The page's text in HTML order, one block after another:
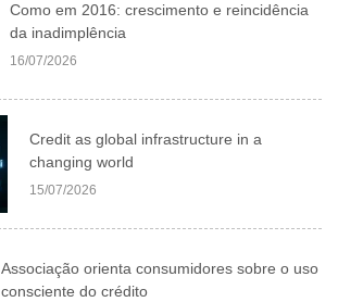
Como em 2016: crescimento e reincidência
da inadimplência
16/07/2026
Credit as global infrastructure in a
changing world
15/07/2026
Associação orienta consumidores sobre o uso
consciente do crédito